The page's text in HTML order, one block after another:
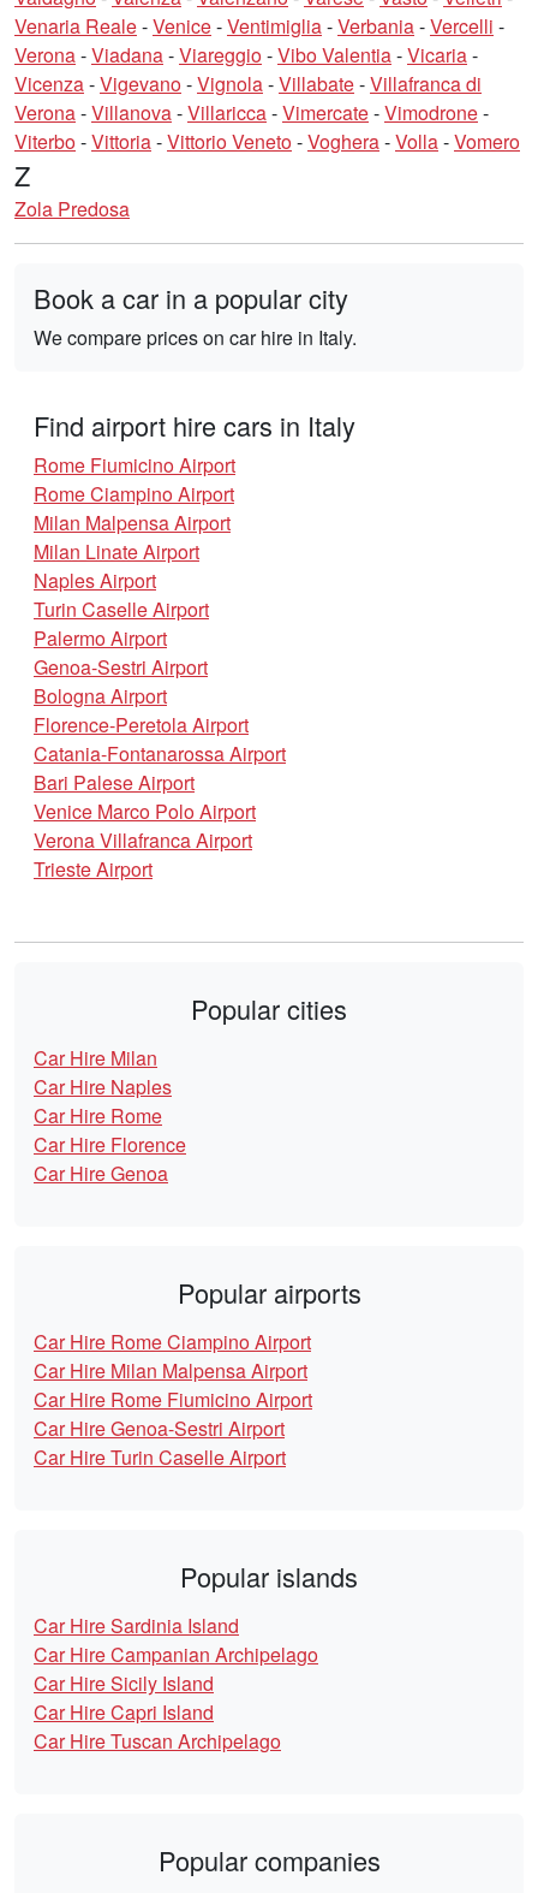
Venaria Reale-Venice-Ventimiglia-Verbania-Vercelli -
Verona-Viadana-Viareggio-Vibo Valentia-Vicaria-
Vicenza-Vigevano-Vignola-Villabate-Villafranca di
Verona-Villanova-Villaricca-Vimercate-Vimodrone-
Viterbo-Vittoria-Vittorio Veneto-Voghera-Volla-Vomero
Z
Zola Predosa
Book a car in a popular city
We compare prices on car hire in Italy.
Find airport hire cars in Italy
Rome Fiumicino Airport
Rome Ciampino Airport
Milan Malpensa Airport
Milan Linate Airport
Naples Airport
Turin Caselle Airport
Palermo Airport
Genoa-Sestri Airport
Bologna Airport
Florence-Peretola Airport
Catania-Fontanarossa Airport
Bari Palese Airport
Venice Marco Polo Airport
Verona Villafranca Airport
Trieste Airport
Popular cities
Car Hire Milan
Car Hire Naples
Car Hire Rome
Car Hire Florence
Car Hire Genoa
Popular airports
Car Hire Rome Ciampino Airport
Car Hire Milan Malpensa Airport
Car Hire Rome Fiumicino Airport
Car Hire Genoa-Sestri Airport
Car Hire Turin Caselle Airport
Popular islands
Car Hire Sardinia Island
Car Hire Campanian Archipelago
Car Hire Sicily Island
Car Hire Capri Island
Car Hire Tuscan Archipelago
Popular companies